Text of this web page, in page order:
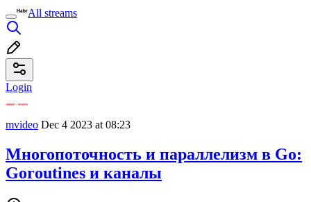
All streams
Login
mvideo Dec 4 2023 at 08:23
Многопоточность и параллелизм в Go:
Goroutines и каналы